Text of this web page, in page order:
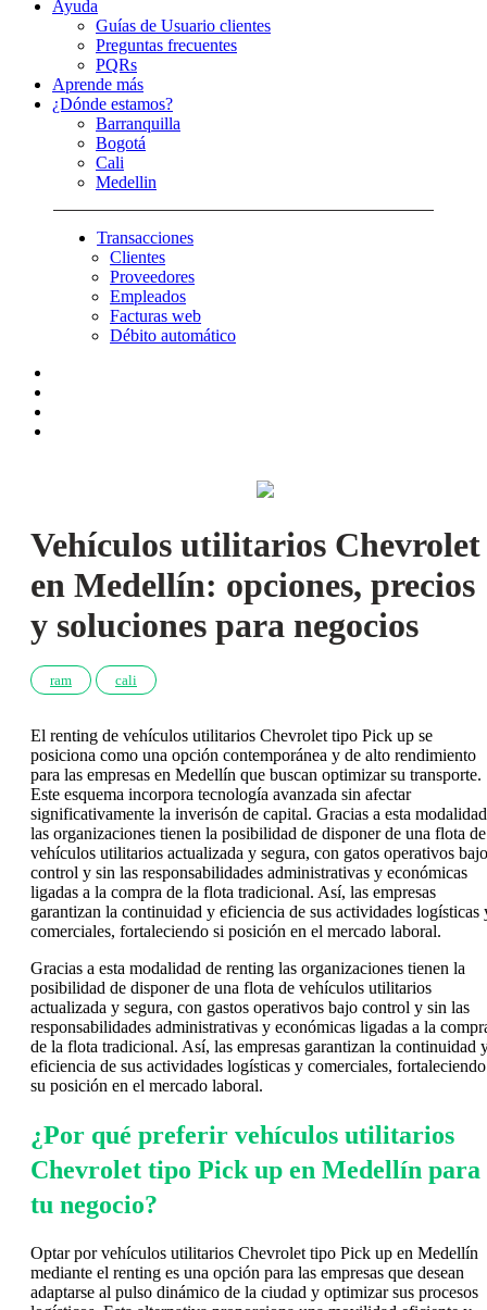
Ayuda
Guías de Usuario clientes
Preguntas frecuentes
PQRs
Aprende más
¿Dónde estamos?
Barranquilla
Bogotá
Cali
Medellin
Transacciones
Clientes
Proveedores
Empleados
Facturas web
Débito automático
Vehículos utilitarios Chevrolet
en Medellín: opciones, precios
y soluciones para negocios
ram cali
El renting de vehículos utilitarios Chevrolet tipo Pick up se
posiciona como una opción contemporánea y de alto rendimiento
para las empresas en Medellín que buscan optimizar su transporte.
Este esquema incorpora tecnología avanzada sin afectar
significativamente la inverisón de capital. Gracias a esta
las organizaciones tienen la posibilidad de disponer de una flota de
vehículos utilitarios actualizada y segura, con gatos operativos bajo
control y sin las responsabilidades administrativas y económicas
ligadas a la compra de la flota tradicional. Así, las empresas
garantizan la continuidad y eficiencia de sus actividades logísticas
comerciales, fortaleciendo si posición en el mercado laboral.
Gracias a esta modalidad de renting las organizaciones tienen la
posibilidad de disponer de una flota de vehículos utilitarios
actualizada y segura, con gastos operativos bajo control y sin las
responsabilidades administrativas y económicas ligadas a la
de la flota tradicional. Así, las empresas garantizan la continuidad
eficiencia de sus actividades logísticas y comerciales, fortaleciendo
su posición en el mercado laboral.
¿Por qué preferir vehículos utilitarios
Chevrolet tipo Pick up en Medellín para
tu negocio?
Optar por vehículos utilitarios Chevrolet tipo Pick up en Medellín
mediante el renting es una opción para las empresas que desean
adaptarse al pulso dinámico de la ciudad y optimizar sus procesos